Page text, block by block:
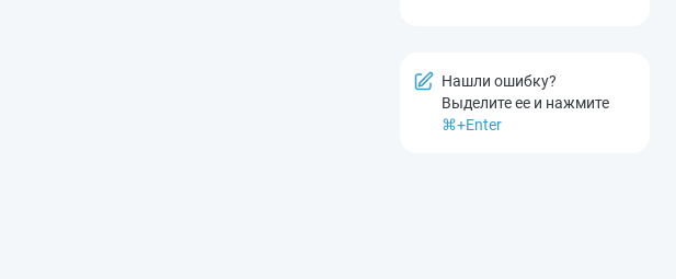
Нашли ошибку?
Выделите ее и нажмите
⌘+Enter